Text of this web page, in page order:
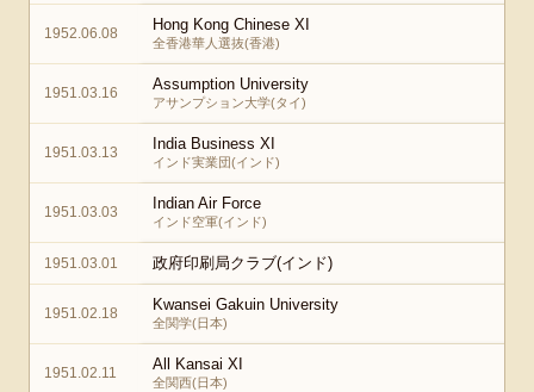
1952.06.08 Hong Kong Chinese XI
全香港華人選抜(香港)
1951.03.16 Assumption University
アサンプション大学(タイ)
1951.03.13 India Business XI
インド実業団(インド)
1951.03.03 Indian Air Force
インド空軍(インド)
1951.03.01 政府印刷局クラブ(インド)
1951.02.18 Kwansei Gakuin University
全関学(日本)
1951.02.11 All Kansai XI
全関西(日本)